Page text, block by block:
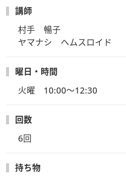
新入生講座内容：・青リンゴのク
ドイリーに仕立てる。
・アネモネのクロスステッチ
※カリキュラムは変更する場合が
講師
村手　暢子
ヤマナシ　ヘムスロイド
曜日・時間
火曜　10:00～12:30
回数
6回
持ち物